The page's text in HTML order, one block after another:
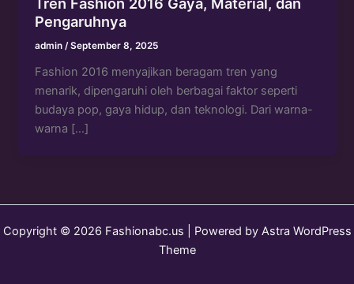
Pengaruhnya
admin/September 8, 2025
Fashion 2016 menyajikan beragam tren yang
menarik, dipengaruhi oleh berbagai faktor seperti
budaya pop, gaya hidup, dan teknologi. Dari warna-
warna […]
Copyright © 2026 Fashionabc.us | Powered by Astra WordPress
Theme